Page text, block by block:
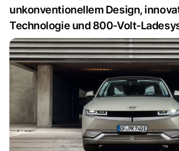
unkonventionellem Design,
Technologie und 800-Volt-